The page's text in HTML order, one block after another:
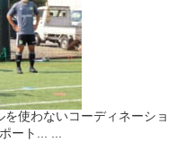
を使わないコーディネーショ
ート... ...